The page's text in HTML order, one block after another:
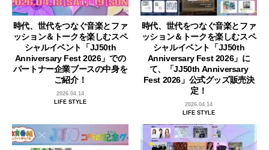
時代、世代をつなぐ音楽とファ
ッション＆トークを楽しむスペ
シャルイベント「JJ50th
Anniversary Fest 2026」での
パートナー企業ブースの中身を
ご紹介！
2026.04.14
LIFE STYLE
時代、世代をつなぐ音楽とファ
ッション＆トークを楽しむスペ
シャルイベント「JJ50th
Anniversary Fest 2026」に
て、「JJ50th Anniversary
Fest 2026」公式グッズ販売決
定！
2026.04.14
LIFE STYLE